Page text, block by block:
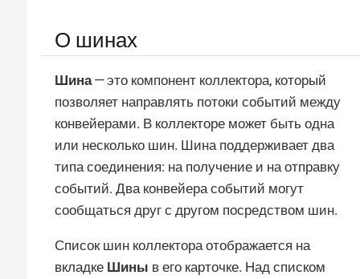
О шинах
Шина— это компонент коллектора, который
позволяет направлять потоки событий между
конвейерами. В коллекторе может быть одна
или несколько шин. Шина поддерживает два
типа соединения: на получение и на отправку
событий. Два конвейера событий могут
сообщаться друг с другом посредством шин.
Список шин коллектора отображается на
вкладке Шины в его карточке. Над списком